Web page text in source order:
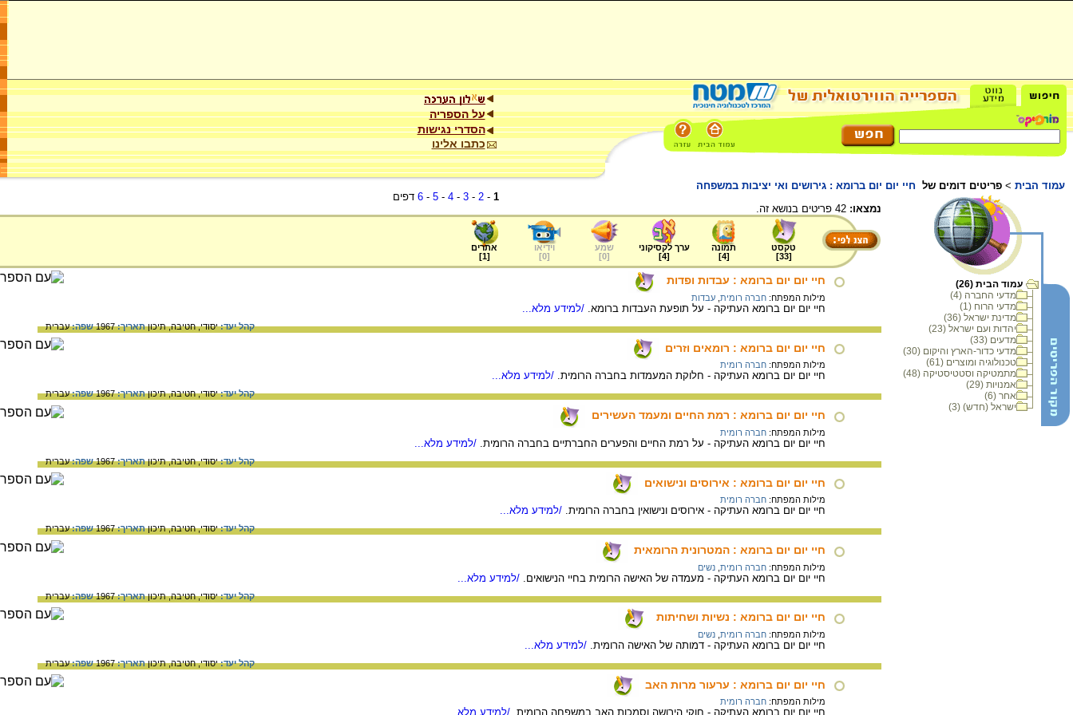
על הספריה
הסדרי נגישות
כתבו אלינו
עמוד הבית > פריטים דומים של חיי יום יום ברומא : גירושים ואי יציבות במשפחה
עמוד הבית (26)
מדעי החברה (4)
מדעי הרוח (1)
מדינת ישראל (36)
יהדות ועם ישראל (23)
מדעים (33)
מדעי כדור-הארץ והיקום (30)
טכנולוגיה ומוצרים (61)
מתמטיקה וסטטיסטיקה (48)
אמנויות (29)
אחר (6)
ישראל (חדש) (3)
1
-
2
-
3
-
4
-
5
-
6 דפים
נמצאו:
טקסט
[
33
]
תמונה
[
4
]
ערך לקסיקוני
[
4
]
שמע
[
0
]
וידיאו
[
0
]
אתרים
[
1
]
חיי יום יום ברומא : עבדות ופדות
מילות המפתח: חברה רומית עבדות
חיי יום יום ברומא העתיקה - על תופעת העבדות ברומא. /למידע מלא...
קהל יעד:יסודי,חטיבה,תיכוןתאריך:1967 שפה:עברית
חיי יום יום ברומא : רומאים וזרים
מילות המפתח: חברה רומית
חיי יום יום ברומא העתיקה - חלוקת המעמדות בחברה הרומית. /למידע מלא...
קהל יעד:יסודי,חטיבה,תיכוןתאריך:1967 שפה:עברית
חיי יום יום ברומא : רמת החיים ומעמד העשירים
מילות המפתח: חברה רומית
חיי יום יום ברומא העתיקה - על רמת החיים והפערים החברתיים בחברה הרומית. /למידע מלא...
קהל יעד:יסודי,חטיבה,תיכוןתאריך:1967 שפה:עברית
חיי יום יום ברומא : אירוסים ונישואים
מילות המפתח: חברה רומית
חיי יום יום ברומא העתיקה - אירוסים ונישואין בחברה הרומית. /למידע מלא...
קהל יעד:יסודי,חטיבה,תיכוןתאריך:1967 שפה:עברית
חיי יום יום ברומא : המטרונית הרומאית
מילות המפתח: חברה רומית נשים
חיי יום יום ברומא העתיקה - מעמדה של האישה הרומית בחיי הנישואים. /למידע מלא...
קהל יעד:יסודי,חטיבה,תיכוןתאריך:1967 שפה:עברית
חיי יום יום ברומא : נשיות ושחיתות
מילות המפתח: חברה רומית נשים
חיי יום יום ברומא העתיקה - דמותה של האישה הרומית. /למידע מלא...
קהל יעד:יסודי,חטיבה,תיכוןתאריך:1967 שפה:עברית
חיי יום יום ברומא : ערעור מרות האב
מילות המפתח: חברה רומית
חיי יום יום ברומא העתיקה - חוקי הירושה וסמכות האב במשפחה הרומית. /למידע מלא...